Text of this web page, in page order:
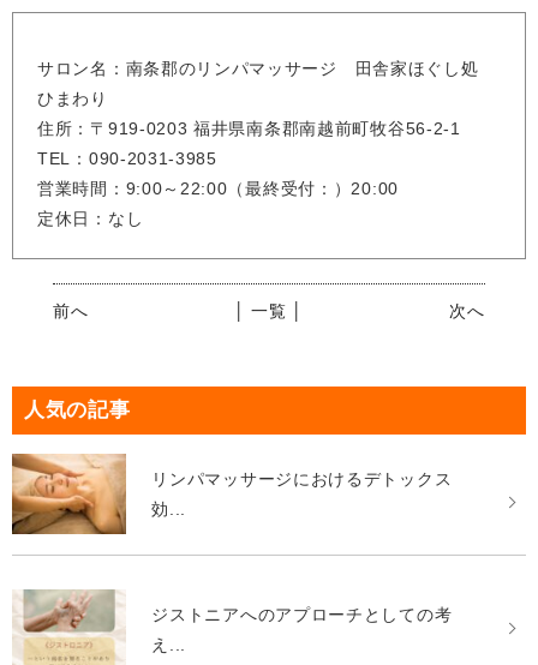
サロン名：南条郡のリンパマッサージ 田舎家ほぐし処
ひまわり
住所：〒919-0203 福井県南条郡南越前町牧谷56-2-1
TEL：090-2031-3985
営業時間：9:00～22:00（最終受付：）20:00
定休日：なし
前へ 次へ
│ 一覧 │
人気の記事
リンパマッサージにおけるデトックス
効...
ジストニアへのアプローチとしての考
え...